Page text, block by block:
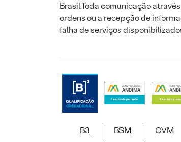
Brasil.Toda comunicação
ordens ou a recepção de
falha de serviços
B3 BSM CVM